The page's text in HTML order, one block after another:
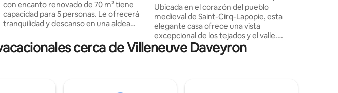
con encanto renovado de 70 m² tiene
capacidad para 5 personas. Le ofrecerá
tranquilidad y descanso en una aldea
km de todos los comercios de
proximidad. Con una ubicación ideal para
Najac, Saint Cirq Lapopie, Corde o el
Lapopie
Ubicada en el corazón del pueblo
medieval de Saint-Cirq-Lapopie, esta
elegante casa ofrece una vista
excepcional de los tejados y el valle.
Dirección de prestigio, la casa goza de
una ubicación privilegiada, a dos pasos de
cerca de Villeneuve Daveyron